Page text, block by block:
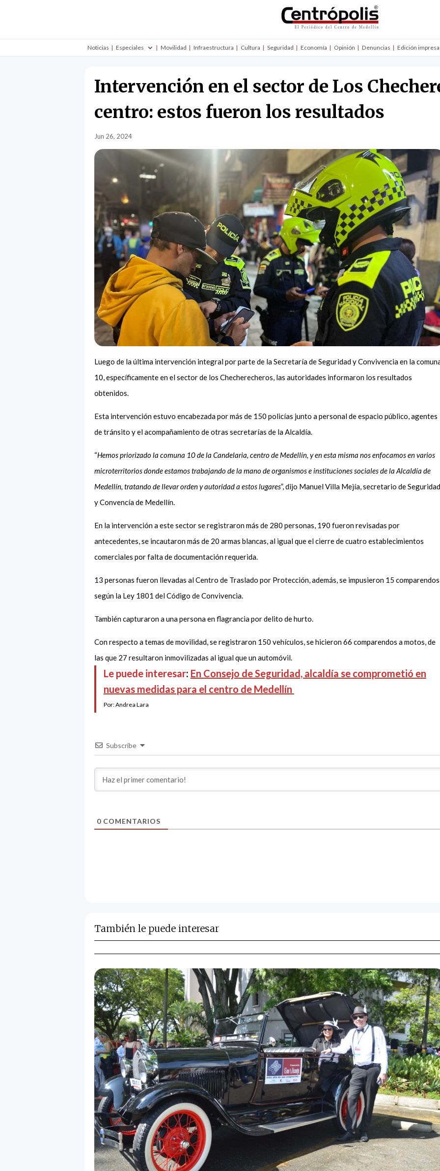
Noticias Especiales Movilidad Infraestructura Cultura Seguridad Economía Opinión Denuncias Edición impresa
Intervención en el sector de Los
centro: estos fueron los resultados
Jun 26, 2024
Luego de la última intervención integral por parte de la Secretaría de Seguridad y Convivencia en la
10, específicamente en el sector de los Checherecheros, las autoridades informaron los resultados
obtenidos.
Esta intervención estuvo encabezada por más de 150 policías junto a personal de espacio público, agentes
de tránsito y el acompañamiento de otras secretarías de la Alcaldía.
“Hemos priorizado la comuna 10 de la Candelaria, centro de Medellín, y en esta misma nos enfocamos en varios
microterritorios donde estamos trabajando de la mano de organismos e instituciones sociales de la Alcaldía de
Medellín, tratando de llevar orden y autoridad a estos lugares”, dijo Manuel Villa Mejía, secretario de Seguridad
y Convencía de Medellín.
En la intervención a este sector se registraron más de 280 personas, 190 fueron revisadas por
antecedentes, se incautaron más de 20 armas blancas, al igual que el cierre de cuatro establecimientos
comerciales por falta de documentación requerida.
13 personas fueron llevadas al Centro de Traslado por Protección, además, se impusieron 15 comparendos
según la Ley 1801 del Código de Convivencia.
También capturaron a una persona en flagrancia por delito de hurto.
Con respecto a temas de movilidad, se registraron 150 vehículos, se hicieron 66 comparendos a motos, de
las que 27 resultaron inmovilizadas al igual que un automóvil.
Le puede interesar: En Consejo de Seguridad, alcaldía se comprometió en
nuevas medidas para el centro de Medellín
Por: Andrea Lara
Subscribe
0 COMENTARIOS
También le puede interesar